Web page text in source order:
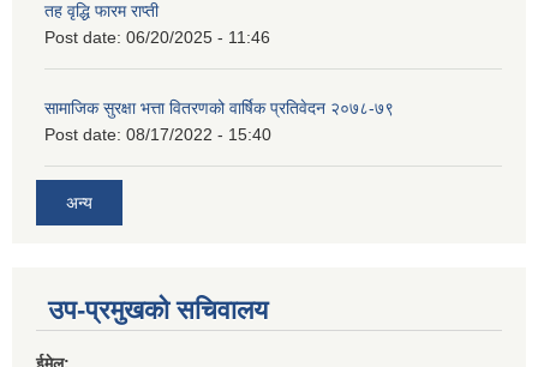
तह वृद्धि फारम राप्ती
Post date: 06/20/2025 - 11:46
सामाजिक सुरक्षा भत्ता वितरणको वार्षिक प्रतिवेदन २०७८-७९
Post date: 08/17/2022 - 15:40
अन्य
उप-प्रमुखको सचिवालय